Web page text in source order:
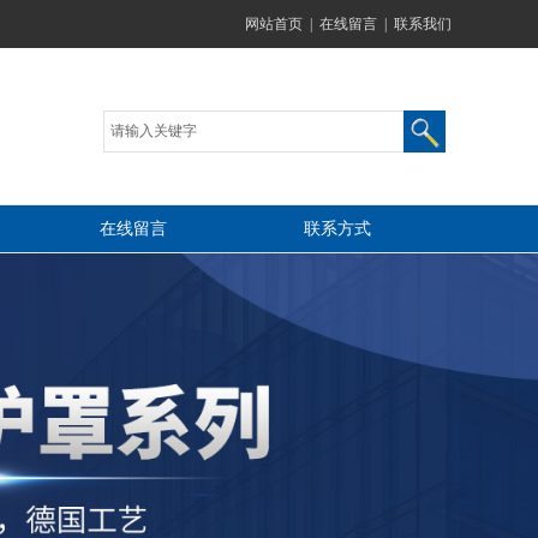
网站首页 在线留言 联系我们
在线留言 联系方式